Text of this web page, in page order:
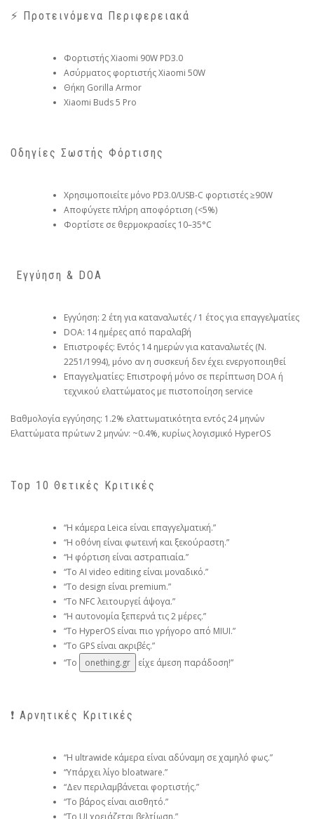
⚡ Προτεινόμενα Περιφερειακά
Φορτιστής Xiaomi 90W PD3.0
Ασύρματος φορτιστής Xiaomi 50W
Θήκη Gorilla Armor
Xiaomi Buds 5 Pro
Οδηγίες Σωστής Φόρτισης
Χρησιμοποιείτε μόνο PD3.0/USB-C φορτιστές ≥90W
Αποφύγετε πλήρη αποφόρτιση (<5%)
Φορτίστε σε θερμοκρασίες 10–35°C
️ Εγγύηση & DOA
Εγγύηση: 2 έτη για καταναλωτές / 1 έτος για επαγγελματίες
DOA: 14 ημέρες από παραλαβή
Επιστροφές: Εντός 14 ημερών για καταναλωτές (Ν.
2251/1994), μόνο αν η συσκευή δεν έχει ενεργοποιηθεί
Επαγγελματίες: Επιστροφή μόνο σε περίπτωση DOA ή
τεχνικού ελαττώματος με πιστοποίηση service
Βαθμολογία εγγύησης: 1.2% ελαττωματικότητα εντός 24 μηνών
Ελαττώματα πρώτων 2 μηνών: ~0.4%, κυρίως λογισμικό HyperOS
Top 10 Θετικές Κριτικές
“Η κάμερα Leica είναι επαγγελματική.”
“Η οθόνη είναι φωτεινή και ξεκούραστη.”
“Η φόρτιση είναι αστραπιαία.”
“Το AI video editing είναι μοναδικό.”
“Το design είναι premium.”
“Το NFC λειτουργεί άψογα.”
“Η αυτονομία ξεπερνά τις 2 μέρες.”
“Το HyperOS είναι πιο γρήγορο από MIUI.”
“Το GPS είναι ακριβές.”
“Το
onething.gr είχε άμεση παράδοση!”
❗ Αρνητικές Κριτικές
“Η ultrawide κάμερα είναι αδύναμη σε χαμηλό φως.”
“Υπάρχει λίγο bloatware.”
“Δεν περιλαμβάνεται φορτιστής.”
“Το βάρος είναι αισθητό.”
“Το UI χρειάζεται βελτίωση.”